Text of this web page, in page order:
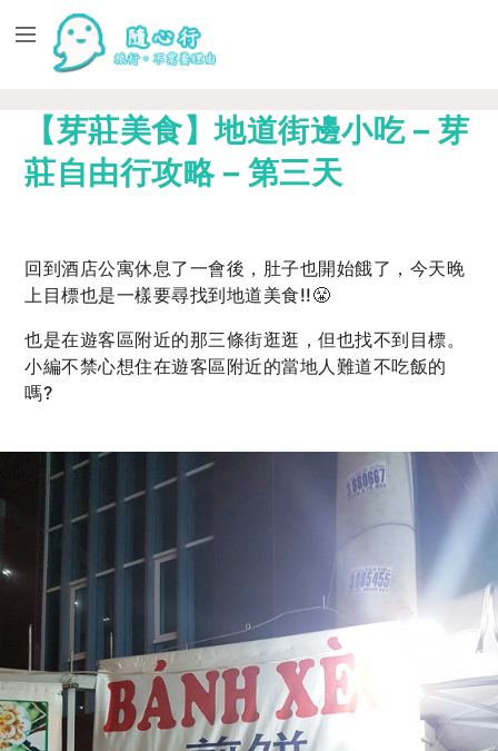
【芽莊美食】地道街邊小吃 – 芽
莊自由行攻略 – 第三天
回到酒店公寓休息了一會後，肚子也開始餓了，今天晚
上目標也是一樣要尋找到地道美食!!😤
也是在遊客區附近的那三條街逛逛，但也找不到目標。
小編不禁心想住在遊客區附近的當地人難道不吃飯的
嗎?